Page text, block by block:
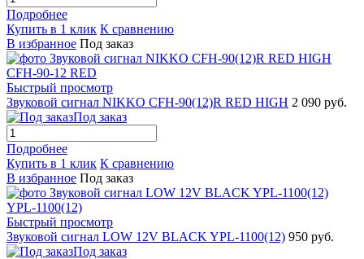
Подробнее
Купить в 1 клик К сравнению
В избранное Под заказ
Быстрый просмотр
Звуковой сигнал NIKKO CFH-90(12)R RED HIGH 2 090 руб.
Под заказ
Подробнее
Купить в 1 клик К сравнению
В избранное Под заказ
Быстрый просмотр
Звуковой сигнал LOW 12V BLACK YPL-1100(12) 950 руб.
Под заказ